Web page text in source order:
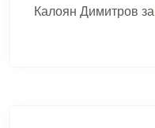
Калоян Димитров за